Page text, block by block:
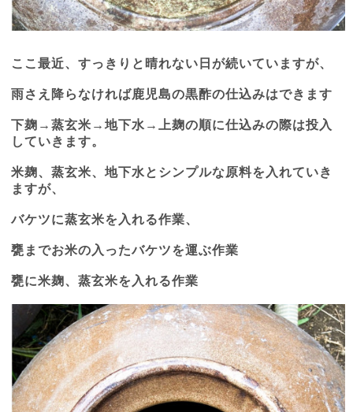
ここ最近、すっきりと晴れない日が続いていますが、
雨さえ降らなければ鹿児島の黒酢の仕込みはできます
下麹→蒸玄米→地下水→上麹の順に仕込みの際は投入
していきます。
米麹、蒸玄米、地下水とシンプルな原料を入れていき
ますが、
バケツに蒸玄米を入れる作業、
甕までお米の入ったバケツを運ぶ作業
甕に米麹、蒸玄米を入れる作業